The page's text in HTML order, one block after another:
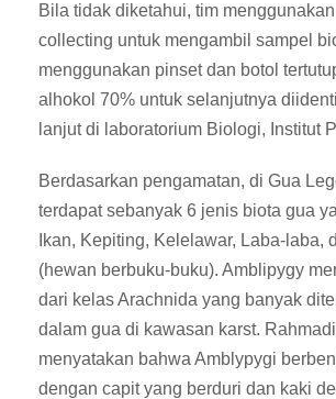
Bila tidak diketahui, tim
collecting untuk mengambil sampel
menggunakan pinset dan botol
alhokol 70% untuk selanjutnya
lanjut di laboratorium Biologi, Institut
Berdasarkan pengamatan, di Gua
terdapat sebanyak 6 jenis biota gua
Ikan, Kepiting, Kelelawar, Laba-laba,
(hewan berbuku-buku). Amblipygy
dari kelas Arachnida yang banyak
dalam gua di kawasan karst.
menyatakan bahwa Amblypygi
dengan capit yang berduri dan kaki